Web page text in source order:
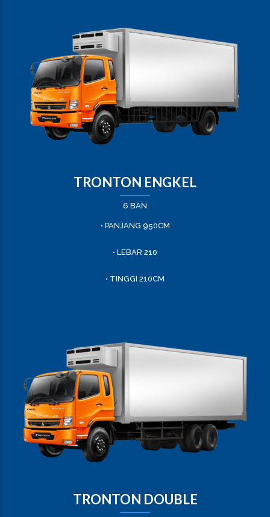
TRONTON ENGKEL
6 BAN
• PANJANG 950CM
• LEBAR 210
• TINGGI 210CM
TRONTON DOUBLE